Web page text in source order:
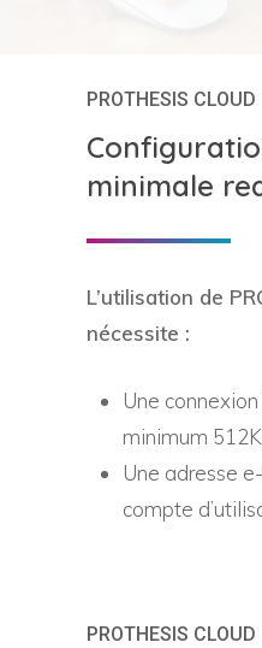
PROTHESIS CLOUD
minimale
L’utilisation de
nécessite :
Une
minimum
Une adresse
compte
PROTHESIS CLOUD